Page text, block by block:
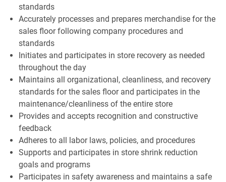
standards
Accurately processes and prepares merchandise for the
sales floor following company procedures and
standards
Initiates and participates in store recovery as needed
throughout the day
Maintains all organizational, cleanliness, and recovery
standards for the sales floor and participates in the
maintenance/cleanliness of the entire store
Provides and accepts recognition and constructive
feedback
Adheres to all labor laws, policies, and procedures
Supports and participates in store shrink reduction
goals and programs
Participates in safety awareness and maintains a safe